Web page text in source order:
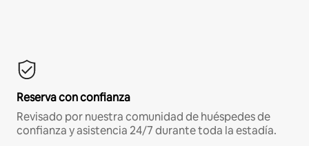
Reserva con confianza
Revisado por nuestra comunidad de huéspedes de
confianza y asistencia 24/7 durante toda la estadía.